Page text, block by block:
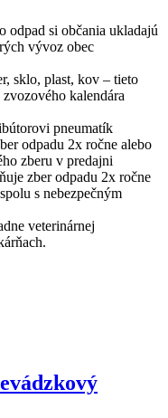
odpad si občania ukladajú
vývoz obec
sklo, plast, kov – tieto
kalendára
pneumatík
odpadu 2x ročne alebo
zberu v predajni
zber odpadu 2x ročne
s nebezpečným
veterinárnej